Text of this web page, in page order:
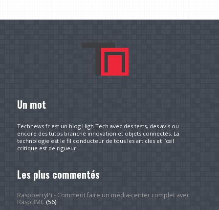
Un mot
Technews.fr est un blog High Tech avec des tests, des avis ou
encore des tutos branché innovation et objets connectés. La
technologie est le fil conducteur de tous les articles et l’œil
critique est de rigueur.
Les plus commentés
RaspberryPi - Comment faire un média-center complet avec
RaspBMC(56)